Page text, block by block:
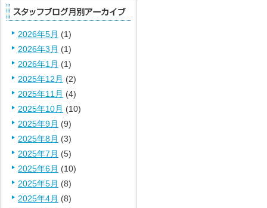
2026年5月 (1)
2026年3月 (1)
2026年1月 (1)
2025年12月 (2)
2025年11月 (4)
2025年10月 (10)
2025年9月 (9)
2025年8月 (3)
2025年7月 (5)
2025年6月 (10)
2025年5月 (8)
2025年4月 (8)